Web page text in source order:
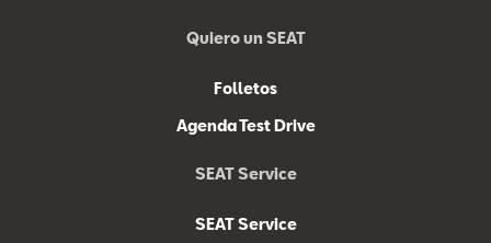
Quiero un SEAT
Folletos
Agenda Test Drive
SEAT Service
SEAT Service